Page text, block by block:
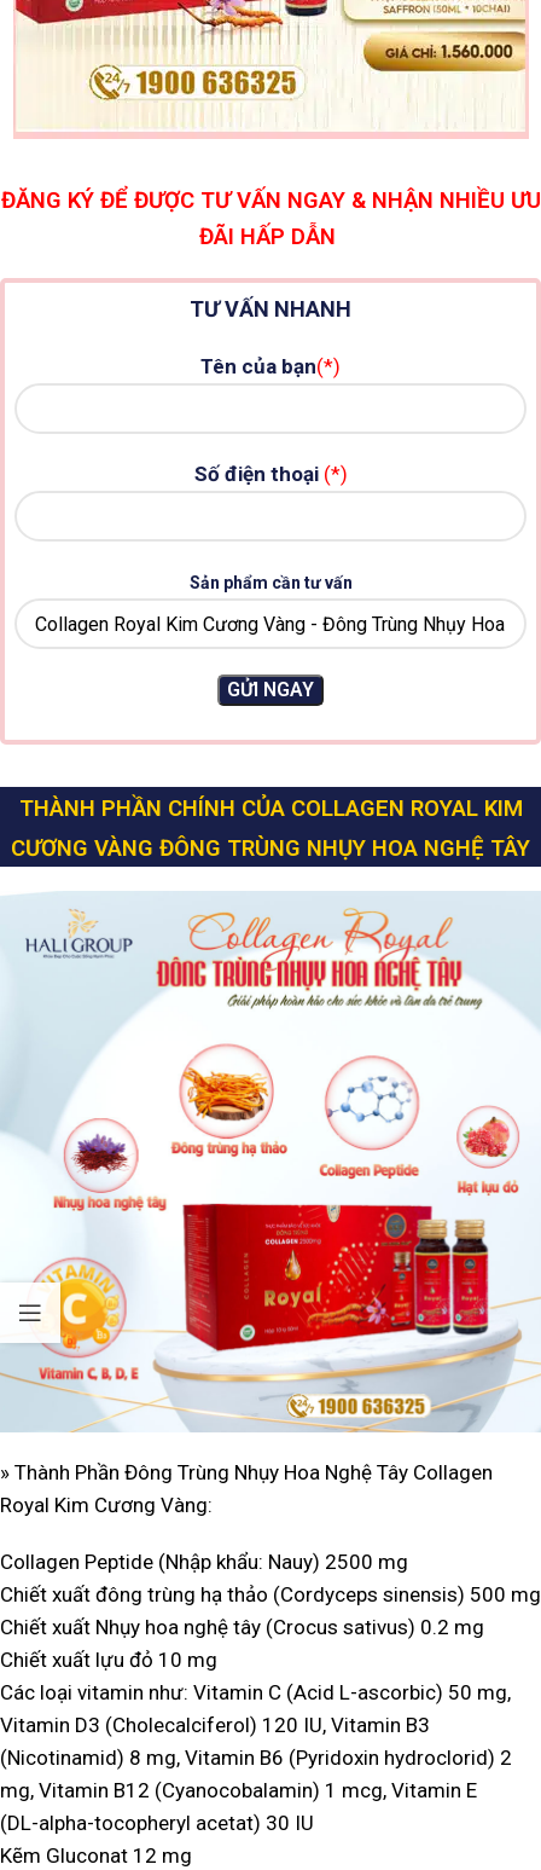
ĐĂNG KÝ ĐỂ ĐƯỢC TƯ VẤN NGAY & NHẬN NHIỀU ƯU
ĐÃI HẤP DẪN
TƯ VẤN NHANH
Tên của bạn(*)
Số điện thoại (*)
Sản phẩm cần tư vấn
THÀNH PHẦN CHÍNH CỦA COLLAGEN ROYAL KIM
CƯƠNG VÀNG ĐÔNG TRÙNG NHỤY HOA NGHỆ TÂY
» Thành Phần Đông Trùng Nhụy Hoa Nghệ Tây Collagen
Royal Kim Cương Vàng:
Collagen Peptide (Nhập khẩu: Nauy) 2500 mg
Chiết xuất đông trùng hạ thảo (Cordyceps sinensis) 500 mg
Chiết xuất Nhụy hoa nghệ tây (Crocus sativus) 0.2 mg
Chiết xuất lựu đỏ 10 mg
Các loại vitamin như: Vitamin C (Acid L-ascorbic) 50 mg,
Vitamin D3 (Cholecalciferol) 120 IU, Vitamin B3
(Nicotinamid) 8 mg, Vitamin B6 (Pyridoxin hydroclorid) 2
mg, Vitamin B12 (Cyanocobalamin) 1 mcg, Vitamin E
(DL-alpha-tocopheryl acetat) 30 IU
Kẽm Gluconat 12 mg